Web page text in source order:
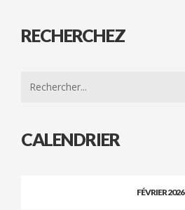
RECHERCHEZ
CALENDRIER
FÉVRIER 2026